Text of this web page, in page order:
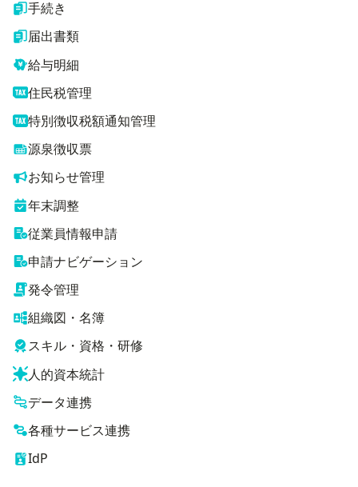
手続き
届出書類
給与明細
住民税管理
特別徴収税額通知管理
源泉徴収票
お知らせ管理
年末調整
従業員情報申請
申請ナビゲーション
発令管理
組織図・名簿
スキル・資格・研修
人的資本統計
データ連携
各種サービス連携
IdP